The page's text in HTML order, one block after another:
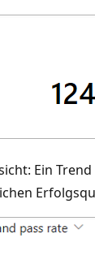
Ein